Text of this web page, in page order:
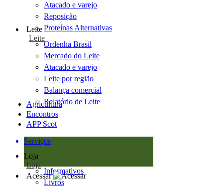
Atacado e varejo
Reposição
Proteínas Alternativas
Leite
Leite
Ordenha Brasil
Mercado do Leite
Atacado e varejo
Leite por região
Balança comercial
Relatório de Leite
Agricultura
Encontros
APP Scot
Serviços
Loja
Loja
Informativos
Livros
Acessar